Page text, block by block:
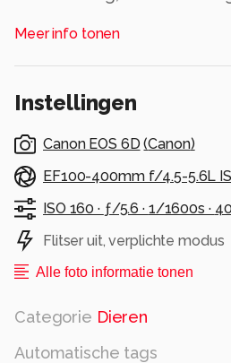
Alle rechten voorbehouden
Meer info tonen
Instellingen
Canon EOS 6D (Canon)
EF100-400mm f/4.5-5.6L
ISO 160 · ƒ/5.6 · 1/1600s ·
Flitser uit, verplichte modus
Alle foto informatie tonen
Categorie Dieren
Automatische tags